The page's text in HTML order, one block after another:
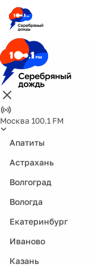
Москва 100.1 FM
Апатиты
Астрахань
Волгоград
Вологда
Екатеринбург
Иваново
Казань